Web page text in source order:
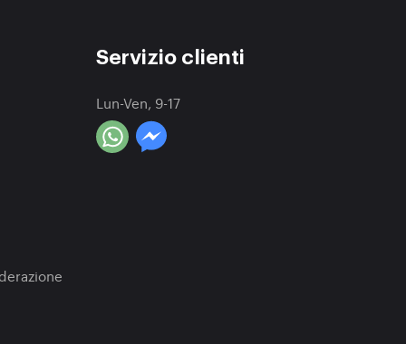
Servizio clienti
Lun-Ven, 9-17